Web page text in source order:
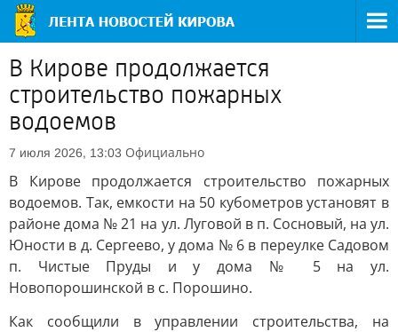
В Кирове продолжается
строительство пожарных
водоемов
7 июля 2026, 13:03 Официально
В Кирове продолжается строительство пожарных
водоемов. Так, емкости на 50 кубометров установят в
районе дома № 21 на ул. Луговой в п. Сосновый, на ул.
Юности в д. Сергеево, у дома № 6 в переулке Садовом
п. Чистые Пруды и у дома № 5 на ул.
Новопорошинской в с. Порошино.
Как сообщили в управлении строительства, на